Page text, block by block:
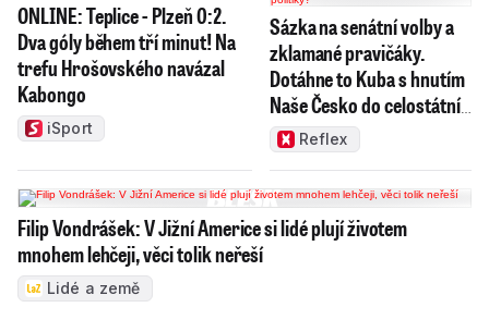
ONLINE: Teplice - Plzeň 0:2.
Dva góly během tří minut! Na
trefu Hrošovského navázal
Kabongo
iSport
Sázka na senátní volby a
zklamané pravičáky.
Dotáhne to Kuba s hnutím
Naše Česko do celostátní
politiky?
Reflex
Filip Vondrášek: V Jižní Americe si lidé plují životem
mnohem lehčeji, věci tolik neřeší
Lidé a země